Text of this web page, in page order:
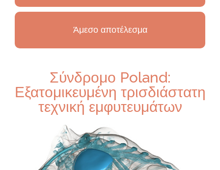
Άμεσο αποτέλεσμα
Σύνδρομο Poland:
Εξατομικευμένη τρισδιάστατη
τεχνική εμφυτευμάτων